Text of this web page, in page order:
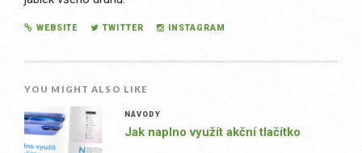
WEBSITE TWITTER INSTAGRAM
YOU MIGHT ALSO LIKE
NÁVODY
Jak naplno využít akční tlačítko